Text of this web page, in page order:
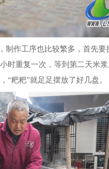
作工序也比较繁多，首先
时重复一次，等到第二天米
粑粑”就足足摆放了好几盘。